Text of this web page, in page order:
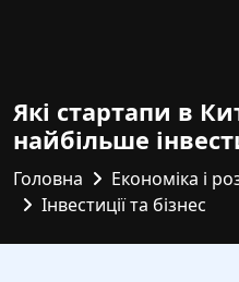
Які стартапи в
найбільше
Головна
Економіка і
Інвестиції та бізнес